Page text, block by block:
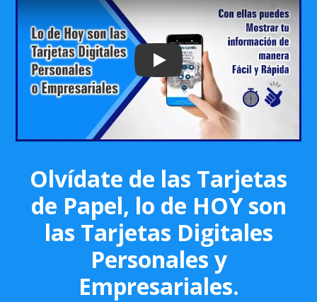
Play: Keynote (Google I/O '18)
Olvídate de las Tarjetas
de Papel, lo de HOY son
las Tarjetas Digitales
Personales y
Empresariales.